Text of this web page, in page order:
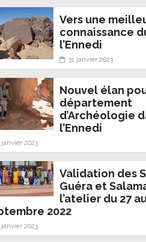
Vers une
connaissance
l’Ennedi
31 janvier 2023
Nouvel élan
département
d’Archéologie
l’Ennedi
janvier 2023
Validation des
Guéra et
l’atelier du 27
2022
janvier 2023